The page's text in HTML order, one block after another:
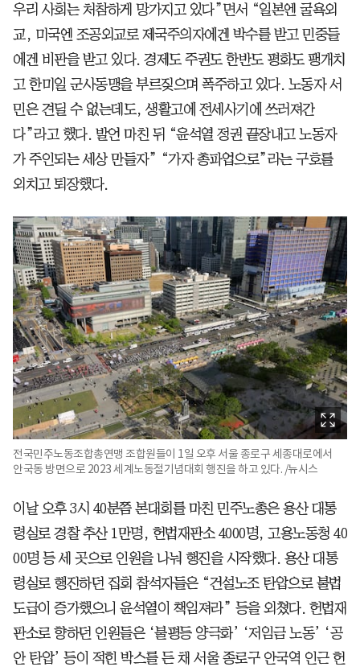
우리 사회는 처참하게 망가지고 있다”면서 “일본엔 굴욕외
교, 미국엔 조공외교로 제국주의자에겐 박수를 받고 민중들
에겐 비판을 받고 있다. 경제도 주권도 한반도 평화도 팽개치
고 한미일 군사동맹을 부르짖으며 폭주하고 있다. 노동자 서
민은 견딜 수 없는데도, 생활고에 전세사기에 쓰러져간
다”라고 했다. 발언 마친 뒤 “윤석열 정권 끝장내고 노동자
가 주인되는 세상 만들자” “가자 총파업으로”라는 구호를
외치고 퇴장했다.
전국민주노동조합총연맹 조합원들이 1일 오후 서울 종로구 세종대로에서
안국동 방면으로 2023 세계노동절기념대회 행진을 하고 있다. /뉴시스
이날 오후 3시 40분쯤 본대회를 마친 민주노총은 용산 대통
령실로 경찰 추산 1만명, 헌법재판소 4000명, 고용노동청 40
00명 등 세 곳으로 인원을 나눠 행진을 시작했다. 용산 대통
령실로 행진하던 집회 참석자들은 “건설노조 탄압으로 불법
도급이 증가했으니 윤석열이 책임져라” 등을 외쳤다. 헌법재
판소로 향하던 인원들은 ‘불평등 양극화’ ‘저임금 노동’ ‘공
안 탄압’ 등이 적힌 박스를 든 채 서울 종로구 안국역 인근 헌